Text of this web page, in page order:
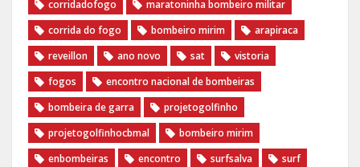
corridadofogo
maratoninha bombeiro militar
corrida do fogo
bombeiro mirim
arapiraca
reveillon
ano novo sat
vistoria
fogos
encontro nacional de bombeiras
bombeira de garra
projetogolfinho
projetogolfinhocbmal
bombeiro mirim
enbombeiras
encontro surfsalva
surf